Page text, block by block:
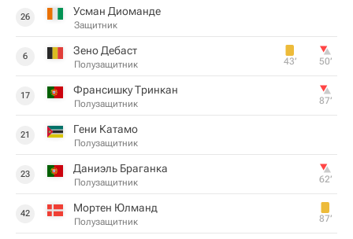
26 Усман Диоманде
Защитник
6 Зено Дебаст
Полузащитник 43‎’‎ 50‎’‎
17 Франсишку Тринкан
Полузащитник 87‎’‎
21 Гени Катамо
Полузащитник
23 Даниэль Браганка
Полузащитник 62‎’‎
42 Мортен Юлманд
Полузащитник 87‎’‎